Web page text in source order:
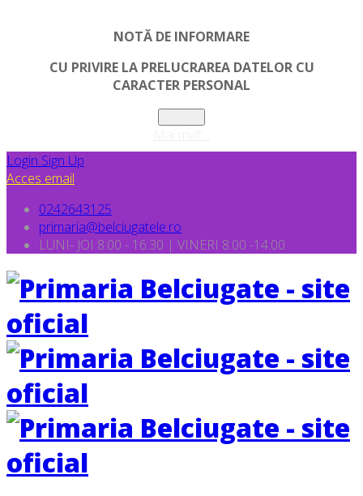
NOTĂ DE INFORMARE
CU PRIVIRE LA PRELUCRAREA DATELOR CU
CARACTER PERSONAL
Login Sign Up
Acces email
0242643125
primaria@belciugatele.ro
LUNI- JOI 8:00 - 16:30 | VINERI 8.00 -14.00